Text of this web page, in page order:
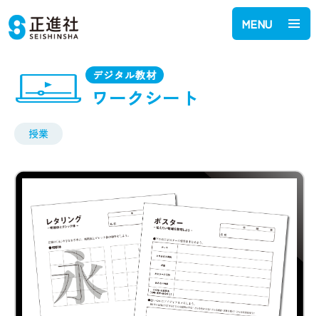
MENU
デジタル教材
ワークシート
授業